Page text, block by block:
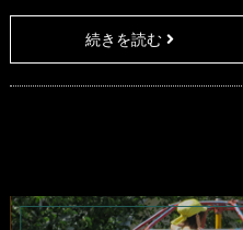
よう準備期間としての2階におい
す。 冬休みが明けての自由時間
続きを読む